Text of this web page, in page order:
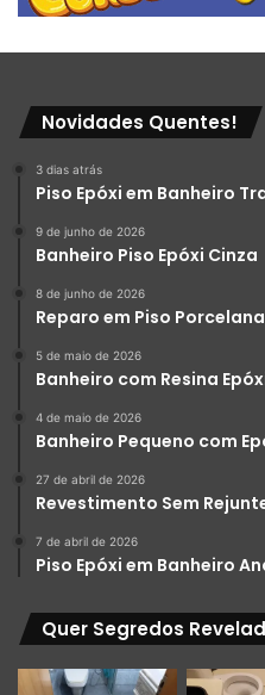
Novidades Quentes!
3 dias atrás
Piso Epóxi em Banheiro
9 de junho de 2026
Banheiro Piso Epóxi Cinza
8 de junho de 2026
Reparo em Piso
5 de maio de 2026
Banheiro com Resina
4 de maio de 2026
Banheiro Pequeno com
27 de abril de 2026
Revestimento Sem
7 de abril de 2026
Piso Epóxi em Banheiro
Quer Segredos